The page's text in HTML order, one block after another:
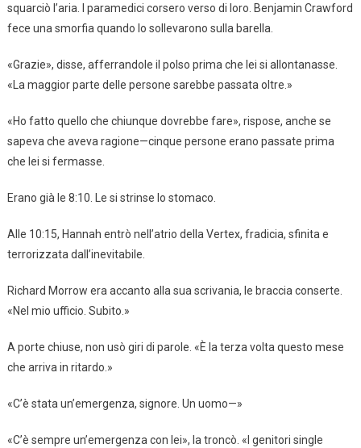
squarciò l’aria. I paramedici corsero verso di loro. Benjamin Crawford
fece una smorfia quando lo sollevarono sulla barella.
«Grazie», disse, afferrandole il polso prima che lei si allontanasse.
«La maggior parte delle persone sarebbe passata oltre.»
«Ho fatto quello che chiunque dovrebbe fare», rispose, anche se
sapeva che aveva ragione—cinque persone erano passate prima
che lei si fermasse.
Erano già le 8:10. Le si strinse lo stomaco.
Alle 10:15, Hannah entrò nell’atrio della Vertex, fradicia, sfinita e
terrorizzata dall’inevitabile.
Richard Morrow era accanto alla sua scrivania, le braccia conserte.
«Nel mio ufficio. Subito.»
A porte chiuse, non usò giri di parole. «È la terza volta questo mese
che arriva in ritardo.»
«C’è stata un’emergenza, signore. Un uomo—»
«C’è sempre un’emergenza con lei», la troncò. «I genitori single